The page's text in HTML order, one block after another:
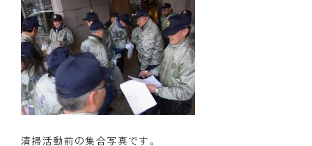
清掃活動前の集合写真です。